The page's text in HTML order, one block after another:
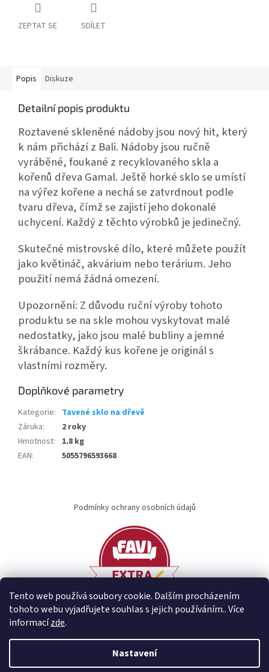
Tento web používá soubory cookie. Dalším procházením
tohoto webu vyjadřujete souhlas s jejich používáním.. Více
informacízde.
Nastavení
ZEPTAT SE SDÍLET
Popis Diskuze
Detailní popis produktu
Roztavené skleněné nádoby jsou nový hit, který
k nám přichází z Bali. Nádoby jsou ručně
vyráběné, foukané z recyklovaného skla a
kořenů dřeva Gamal. Ještě horké sklo se umístí
na výřez kořene a nechá se zatvrdnout podle
tvaru dřeva, čímž se zajistí jeho dokonalé
uchycení. Každý z těchto výrobků je jedinečný.
Skutečné mistrovské dílo, které můžete použít
jako květináč, akvárium nebo terárium. Jeho
použití nemá žádná omezení.
Upozornění: Z důvodu ruční výroby tohoto
produktu se na skle mohou vyskytovat malé
nedostatky, jako jsou malé bubliny a jemné
škrábance. Každý kus kořene je originál s
vlastními rozměry.
Doplňkové parametry
Kategorie: Tavené sklo na dřevě
Záruka:
2 roky
Hmotnost:
1.8 kg
EAN: 5055796593668
Podmínky ochrany osobních údajů